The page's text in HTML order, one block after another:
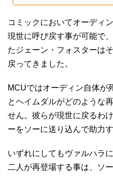
コミックにおいてオーディ
現世に呼び戻す事が可能で
たジェーン・フォスターは
戻ってきました。
MCUではオーディン自体が
とヘイムダルがどのような
せん。彼らが現世に戻るわ
ーをソーに送り込んで助力
いずれにしてもヴァルハラ
二人が再登場する事は、ソ